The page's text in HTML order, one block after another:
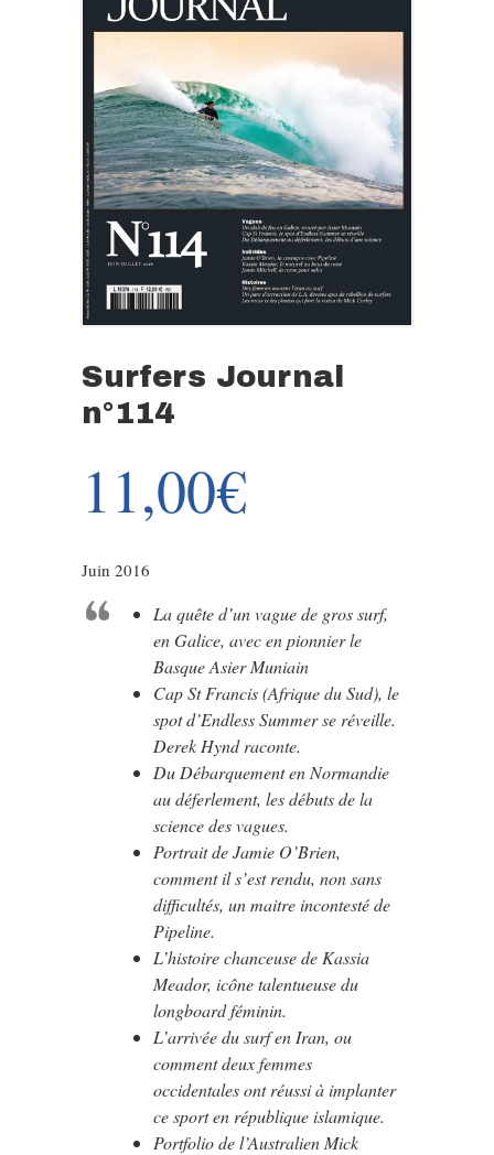
Surfers Journal
n°114
11,00€
Juin 2016
La quête d’un vague de gros surf,
en Galice, avec en pionnier le
Basque Asier Muniain
Cap St Francis (Afrique du Sud), le
spot d’Endless Summer se réveille.
Derek Hynd raconte.
Du Débarquement en Normandie
au déferlement, les débuts de la
science des vagues.
Portrait de Jamie O’Brien,
comment il s’est rendu, non sans
difficultés, un maitre incontesté de
Pipeline.
L’histoire chanceuse de Kassia
Meador, icône talentueuse du
longboard féminin.
L’arrivée du surf en Iran, ou
comment deux femmes
occidentales ont réussi à implanter
ce sport en république islamique.
Portfolio de l’Australien Mick